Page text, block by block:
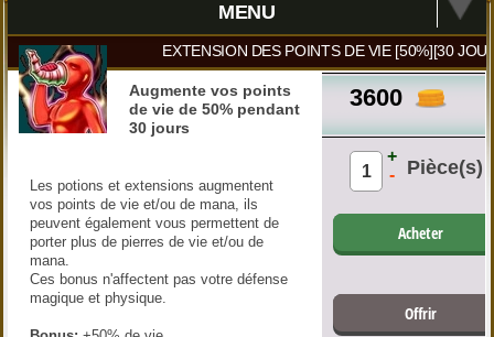
MENU
EXTENSION DES POINTS DE VIE [50%][30
3600
Pièce(s)
+
-
Acheter
Offrir
Augmente vos points
de vie de 50% pendant
30 jours
Les potions et extensions augmentent
vos points de vie et/ou de mana, ils
peuvent également vous permettent de
porter plus de pierres de vie et/ou de
mana.
Ces bonus n'affectent pas votre défense
magique et physique.